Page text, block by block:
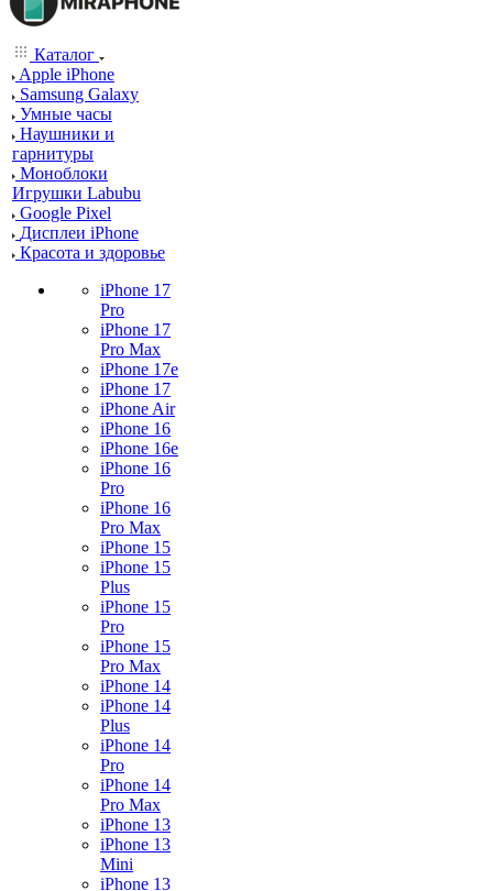
Каталог
Apple iPhone
Samsung Galaxy
Умные часы
Наушники и
гарнитуры
Моноблоки
Игрушки Labubu
Google Pixel
Дисплеи iPhone
Красота и здоровье
iPhone 17
Pro
iPhone 17
Pro Max
iPhone 17e
iPhone 17
iPhone Air
iPhone 16
iPhone 16e
iPhone 16
Pro
iPhone 16
Pro Max
iPhone 15
iPhone 15
Plus
iPhone 15
Pro
iPhone 15
Pro Max
iPhone 14
iPhone 14
Plus
iPhone 14
Pro
iPhone 14
Pro Max
iPhone 13
iPhone 13
Mini
iPhone 13